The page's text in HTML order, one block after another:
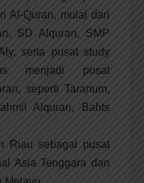
Al-Quran, mulai dari
SD Alquran, SMP
serta pusat study
menjadi pusat
seperti Taranum,
Alquran, Bahts
Riau sebagai pusat
Asia Tenggara dan